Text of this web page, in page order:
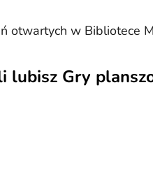
otwartych w Bibliotece
lubisz Gry